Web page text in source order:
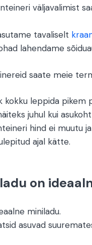
väljavalimist
tavaliselt
lahendame
saate meie
kokku leppida pikem
juhul kui
hind ei muutu
ajal kätte.
on
miniladu.
asuvad